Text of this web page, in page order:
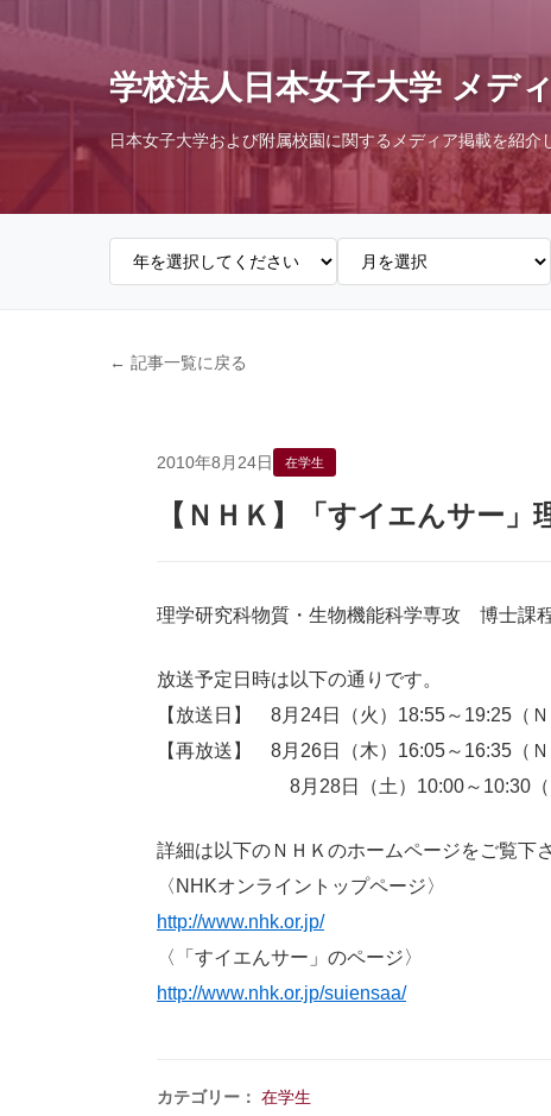
学校法人日本女子大学 メデ
日本女子大学および附属校園に関するメディア掲載を紹介
← 記事一覧に戻る
2010年8月24日 在学生
【ＮＨＫ】「すイエんサー
理学研究科物質・生物機能科学専攻 博士課
放送予定日時は以下の通りです。
【放送日】 8月24日（火）18:55～19:25（Ｎ
【再放送】 8月26日（木）16:05～16:35（
8月28日（土）10:00～10:30（ＮＨ
詳細は以下のＮＨＫのホームページをご覧下さ
〈NHKオンライントップページ〉
http://www.nhk.or.jp/
〈「すイエんサー」のページ〉
http://www.nhk.or.jp/suiensaa/
カテゴリー： 在学生